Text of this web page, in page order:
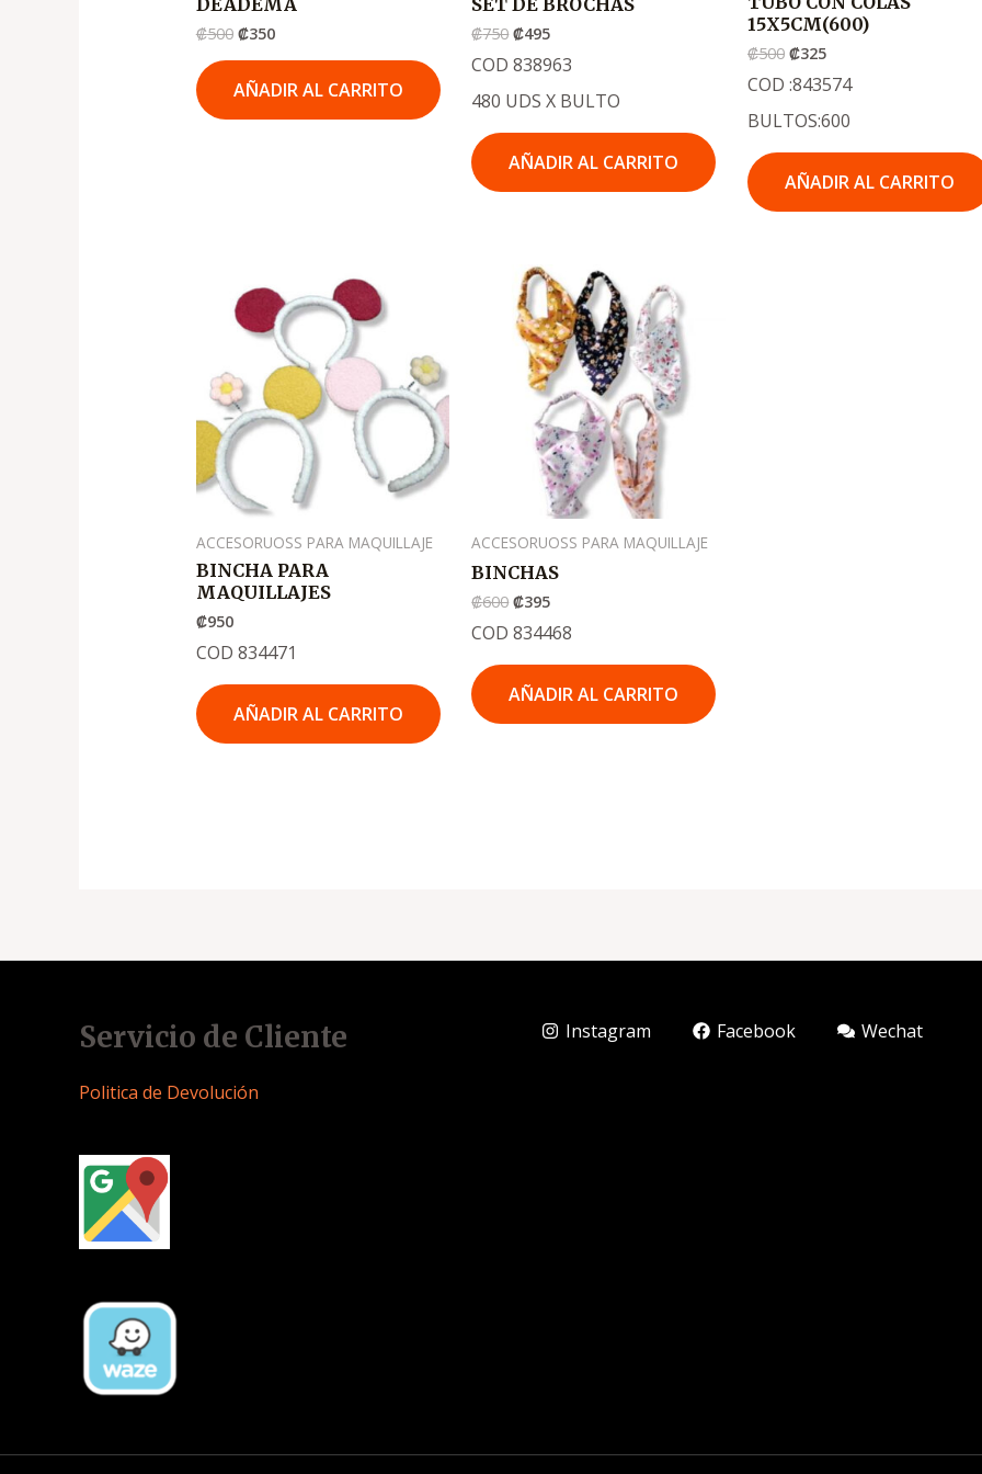
DEADEMA
₡500 ₡350
AÑADIR AL CARRITO
SET DE BROCHAS
₡750 ₡495
COD 838963
480 UDS X BULTO
AÑADIR AL CARRITO
15X5CM(600)
₡500 ₡325
COD :843574
BULTOS:600
AÑADIR AL CARRITO
ACCESORUOSS PARA MAQUILLAJE
BINCHA PARA
MAQUILLAJES
₡950
COD 834471
AÑADIR AL CARRITO
ACCESORUOSS PARA MAQUILLAJE
BINCHAS
₡600
El
precio
original
era:
₡600
₡395
El
precio
actual
es:
.
₡395
COD 834468
AÑADIR AL CARRITO
Servicio de Cliente
Politica de Devolución
Instagram Facebook Wechat